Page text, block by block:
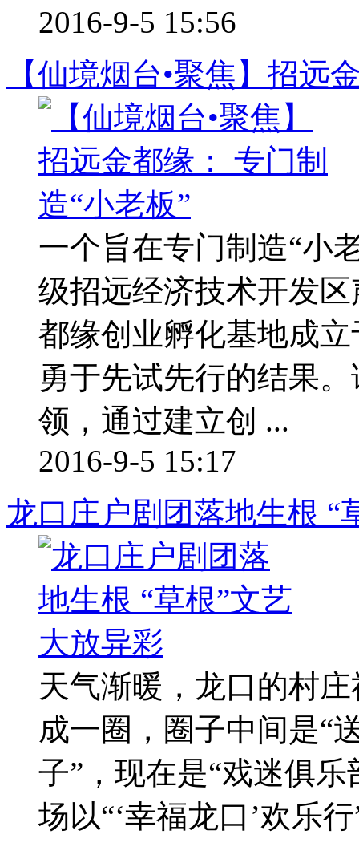
2016-9-5 15:56
【仙境烟台•聚焦】招远
一个旨在专门制造“小
级招远经济技术开发
都缘创业孵化基地成
勇于先试先行的结果
领，通过建立创 ...
2016-9-5 15:17
龙口庄户剧团落地生根 “
天气渐暖，龙口的村
成一圈，圈子中间是“
子”，现在是“戏迷俱乐
场以“‘幸福龙口’欢乐